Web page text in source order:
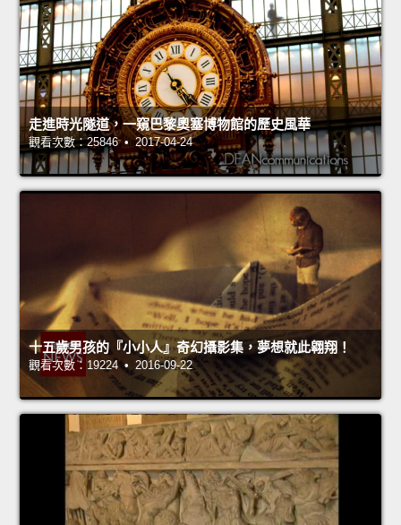
走進時光隧道，一窺巴黎奧塞博物館的歷史風華
觀看次數：25846 • 2017-04-24
十五歲男孩的『小小人』奇幻攝影集，夢想就此翱翔！
觀看次數：19224 • 2016-09-22